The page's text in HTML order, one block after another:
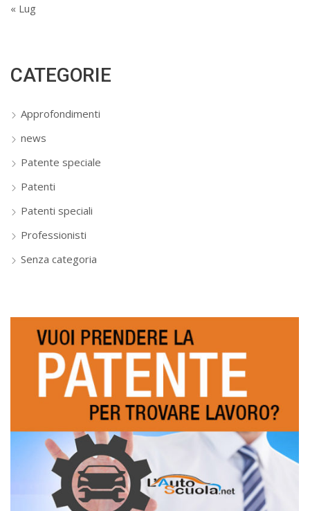
« Lug
CATEGORIE
Approfondimenti
news
Patente speciale
Patenti
Patenti speciali
Professionisti
Senza categoria